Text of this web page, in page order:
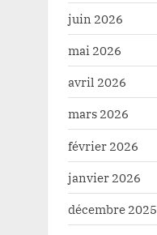
juin 2026
mai 2026
avril 2026
mars 2026
février 2026
janvier 2026
décembre 2025